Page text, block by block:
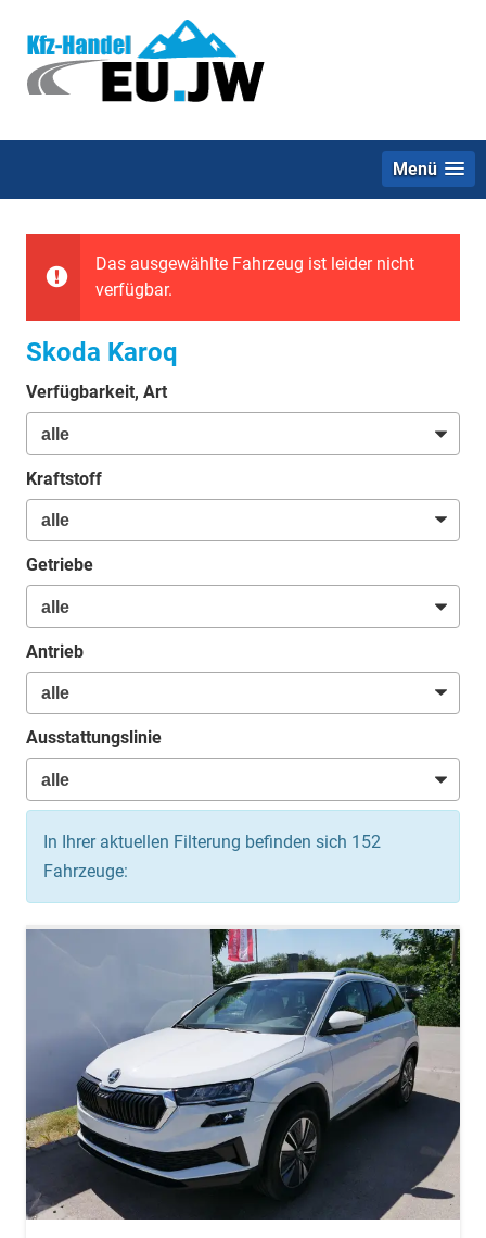
Menü
Das ausgewählte Fahrzeug ist leider nicht
verfügbar.
Skoda Karoq
Verfügbarkeit, Art
Kraftstoff
Getriebe
Antrieb
Ausstattungslinie
In Ihrer aktuellen Filterung befinden sich 152
Fahrzeuge: